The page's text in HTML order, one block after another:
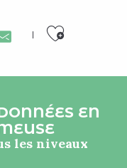
EN
les niveaux